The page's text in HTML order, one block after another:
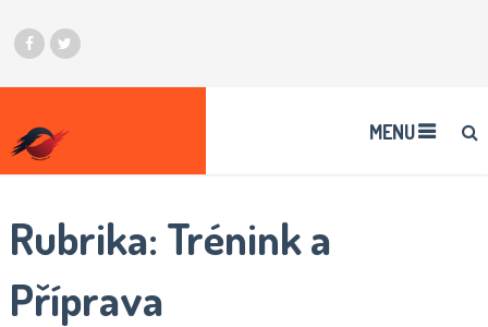
MENU
Rubrika: Trénink a
Příprava